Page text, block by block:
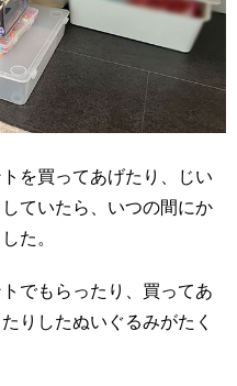
を買ってあげたり、じい
ていたら、いつの間にか
た。
でもらったり、買ってあ
りしたぬいぐるみがたく